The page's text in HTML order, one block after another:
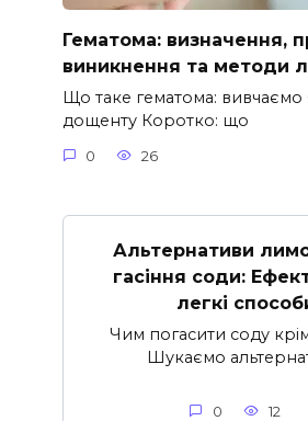
Гематома: визначення,
виникнення та методи
Що таке гематома:
дощенту Коротко: що
0 26
Альтернативи
гасіння соди:
легкі
Чим погасити соду
Шукаємо
0 12